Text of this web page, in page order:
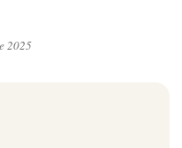
2025